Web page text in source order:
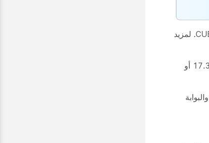
البوابة المحلية (CUBE) تدعم ICE-lite. هناك العديد من القيود على دعم ICE على CUBE. لمزيد
يتطلب دعم تحسين الوسائط على Local Gateway إصدار برنامج CUBE على الأقل 17.3 أو